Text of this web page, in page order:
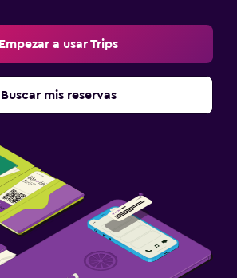
Empezar a usar Trips
Buscar mis reservas